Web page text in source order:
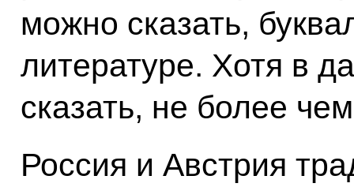
можно сказать,
литературе. Хотя в
сказать, не более
Россия и Австрия